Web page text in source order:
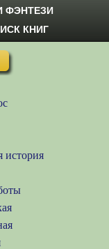
ФЭНТЕЗИ
КНИГ
история